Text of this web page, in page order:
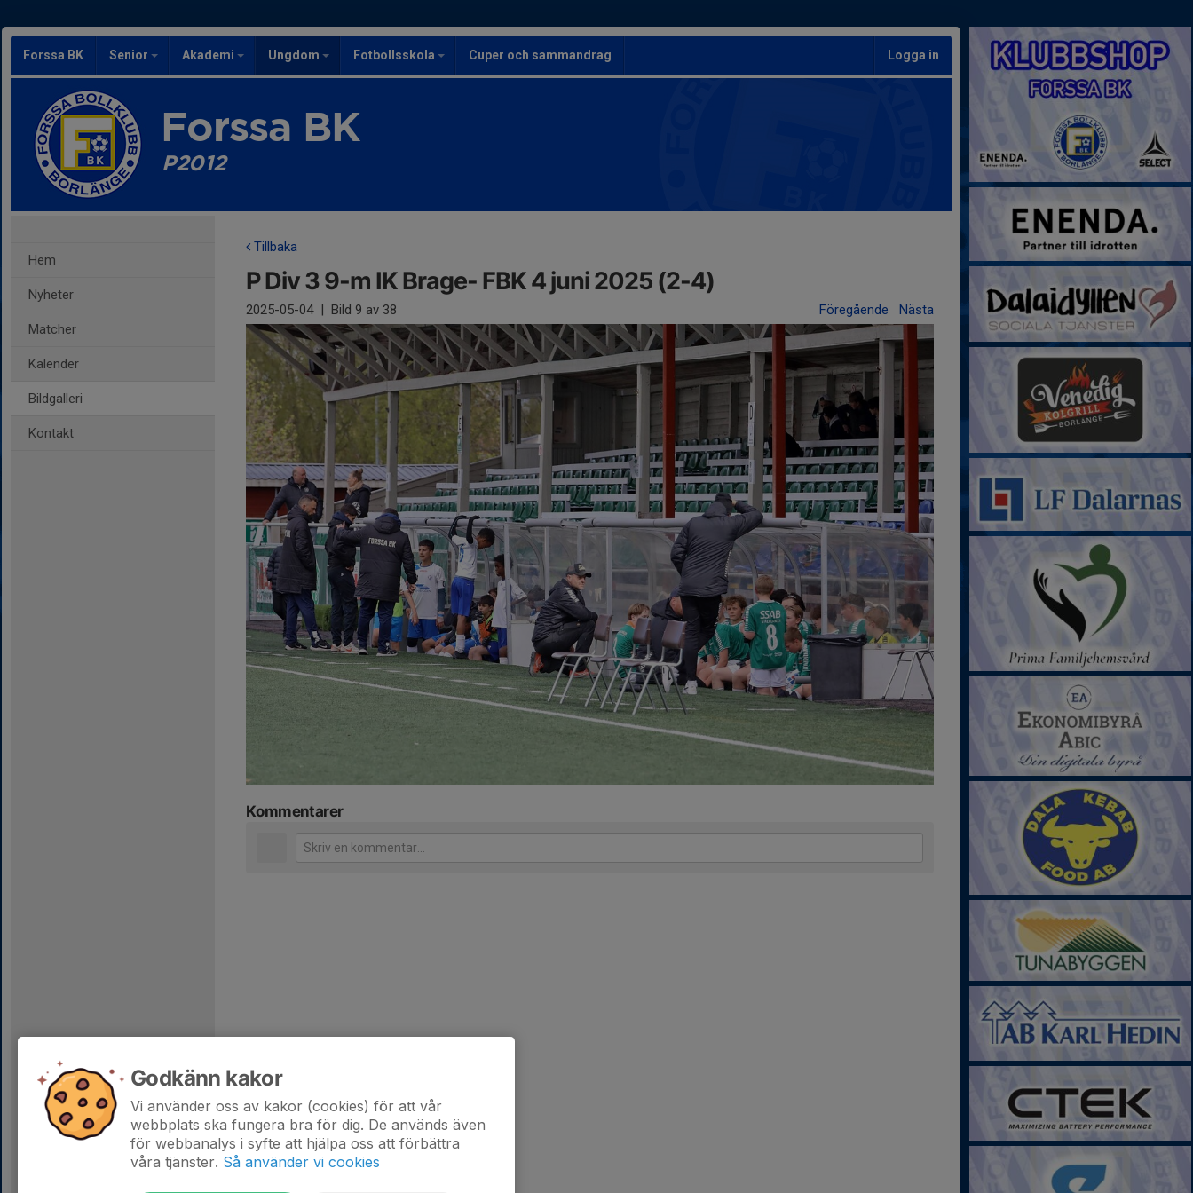
Forssa BK Senior Akademi Ungdom Fotbollsskola Cuper och sammandrag Logga in
Forssa BK
P2012
Hem
Nyheter
Matcher
Kalender
Bildgalleri
Kontakt
Tillbaka
P Div 3 9-m IK Brage- FBK 4 juni 2025 (2-4)
2025-05-04 | Bild 9 av 38 Föregående Nästa
Kommentarer
Godkänn kakor
Vi använder oss av kakor (cookies) för att vår
webbplats ska fungera bra för dig. De används även
för webbanalys i syfte att hjälpa oss att förbättra
våra tjänster. Så använder vi cookies